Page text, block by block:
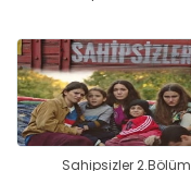
Sahipsizler 2.Bölüm